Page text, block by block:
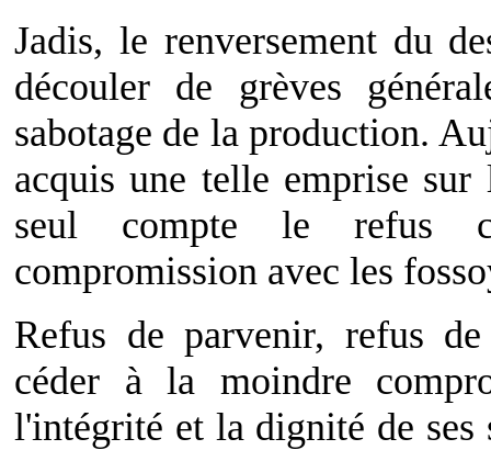
Jadis, le renversement du
découler de grèves
sabotage de la production.
acquis une telle emprise sur
seul compte le refus
compromission avec les
Refus de parvenir, refus
céder à la moindre
l'intégrité et la dignité de ses